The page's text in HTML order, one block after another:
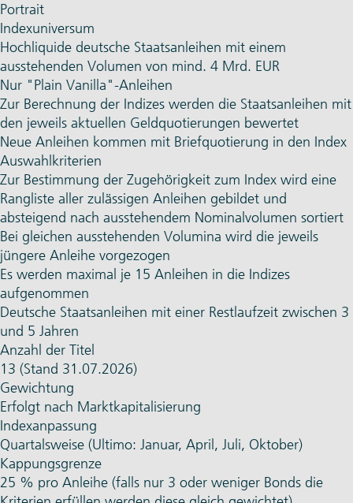
Portrait
Indexuniversum
Hochliquide deutsche Staatsanleihen mit einem
ausstehenden Volumen von mind. 4 Mrd. EUR
Nur "Plain Vanilla"-Anleihen
Zur Berechnung der Indizes werden die Staatsanleihen mit
den jeweils aktuellen Geldquotierungen bewertet
Neue Anleihen kommen mit Briefquotierung in den Index
Auswahlkriterien
Zur Bestimmung der Zugehörigkeit zum Index wird eine
Rangliste aller zulässigen Anleihen gebildet und
absteigend nach ausstehendem Nominalvolumen sortiert
Bei gleichen ausstehenden Volumina wird die jeweils
jüngere Anleihe vorgezogen
Es werden maximal je 15 Anleihen in die Indizes
aufgenommen
Deutsche Staatsanleihen mit einer Restlaufzeit zwischen 3
und 5 Jahren
Anzahl der Titel
13 (Stand 31.07.2026)
Gewichtung
Erfolgt nach Marktkapitalisierung
Indexanpassung
Quartalsweise (Ultimo: Januar, April, Juli, Oktober)
Kappungsgrenze
25 % pro Anleihe (falls nur 3 oder weniger Bonds die